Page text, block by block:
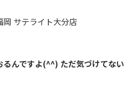
サテライト大分店
るんですよ(^^) ただ気づけてない